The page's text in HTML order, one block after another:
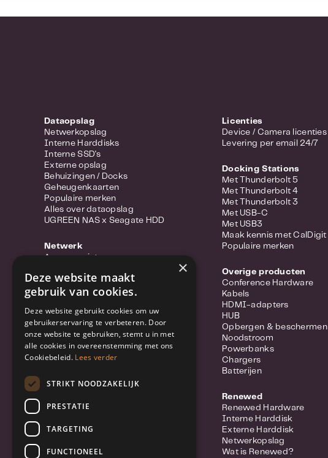
Dataopslag
Netwerkopslag
Interne Harddisks
Interne SSD's
Externe opslag
Behuizingen / Docks
Geheugenkaarten
Populaire merken
Alles over dataopslag
UGREEN NAS x Seagate HDD
Netwerk
Access points
Power-over-ethernet
Range extenders
Converter
Switches
Wifi-adapters
Netwerkkabels
Netwerk accessoires
Beveiliging
Netwerkvideorecorders (NVR)
Licenties
Licenties
Device / Camera licenties
Levering per email 24/7
Docking Stations
Met Thunderbolt 5
Met Thunderbolt 4
Met Thunderbolt 3
Met USB-C
Met USB3
Maak kennis met CalDigit
Populaire merken
Overige producten
Conference Hardware
Kabels
HDMI-adapters
HUB
Opbergen & beschermen
Noodstroom
Powerbanks
Chargers
Batterijen
Renewed
Renewed Hardware
Interne Harddisk
Externe Harddisk
Netwerkopslag
Wat is Renewed?
×
Deze website maakt
gebruik van cookies.
Deze website gebruikt cookies om uw
gebruikerservaring te verbeteren. Door
onze website te gebruiken, stemt u in met
alle cookies in overeenstemming met ons
Cookiebeleid. Lees verder
STRIKT NOODZAKELIJK
PRESTATIE
TARGETING
FUNCTIONEEL